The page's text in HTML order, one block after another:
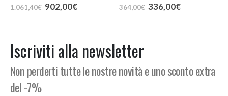
1.061,40€ Il
prezzo
902,00€Il
364,00€ Il
prezzo
336,00€Il
Iscriviti alla newsletter
Non perderti tutte le nostre novità e uno sconto extra
del -7%